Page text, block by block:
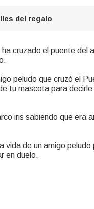
del regalo
cruzado el puente del
peludo que cruzó el
tu mascota para decirle
iris sabiendo que era
vida de un amigo
en duelo.